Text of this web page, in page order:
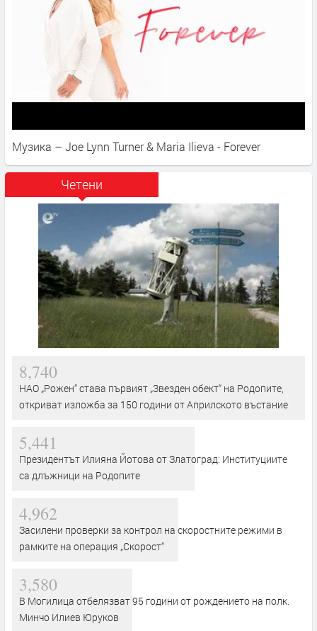
Музика – Joe Lynn Turner & Maria Ilieva - Forever
Четени
8,740
НАО „Рожен“ става първият „Звезден обект“ на Родопите,
откриват изложба за 150 години от Априлското въстание
5,441
Президентът Илияна Йотова от Златоград: Институциите
са длъжници на Родопите
4,962
Засилени проверки за контрол на скоростните режими в
рамките на операция „Скорост“
3,580
В Могилица отбелязват 95 години от рождението на полк.
Минчо Илиев Юруков